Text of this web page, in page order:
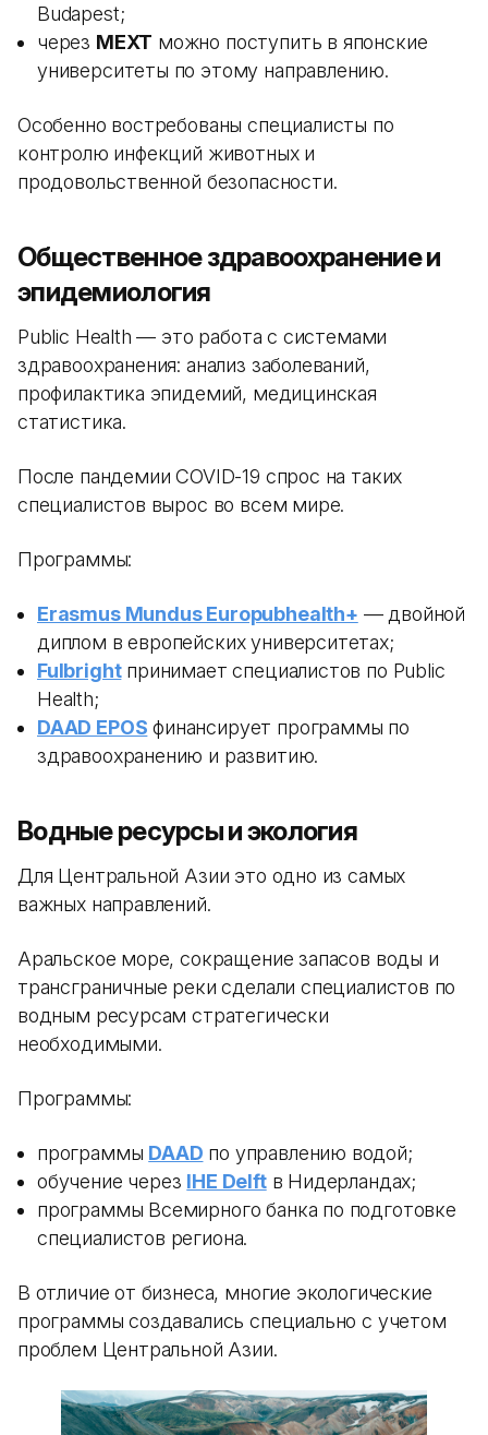
Budapest;
через MEXT можно поступить в японские
университеты по этому направлению.
Особенно востребованы специалисты по
контролю инфекций животных и
продовольственной безопасности.
Общественное здравоохранение и
эпидемиология
Public Health — это работа с системами
здравоохранения: анализ заболеваний,
профилактика эпидемий, медицинская
статистика.
После пандемии COVID-19 спрос на таких
специалистов вырос во всем мире.
Программы:
Erasmus Mundus Europubhealth+ — двойной
диплом в европейских университетах;
Fulbrightпринимает специалистов по Public
Health;
DAAD EPOS финансирует программы по
здравоохранению и развитию.
Водные ресурсы и экология
Для Центральной Азии это одно из самых
важных направлений.
Аральское море, сокращение запасов воды и
трансграничные реки сделали специалистов по
водным ресурсам стратегически
необходимыми.
Программы:
программы DAAD по управлению водой;
обучение через IHE Delftв Нидерландах;
программы Всемирного банка по подготовке
специалистов региона.
В отличие от бизнеса, многие экологические
программы создавались специально с учетом
проблем Центральной Азии.